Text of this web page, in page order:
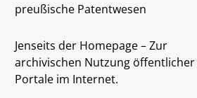
preußische Patentwesen
Jenseits der Homepage – Zur
archivischen Nutzung öffentlicher
Portale im Internet.